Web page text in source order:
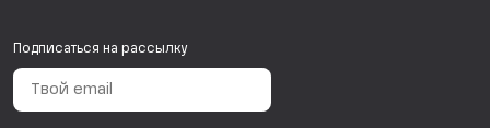
Подписаться на рассылку